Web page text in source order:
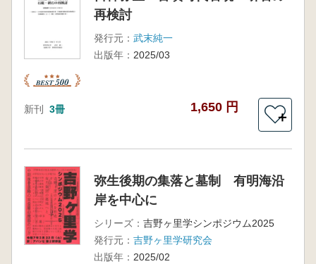
再検討
発行元： 武末純一
出版年： 2025/03
新刊 3冊 1,650 円
＋
弥生後期の集落と墓制 有明海沿
岸を中心に
シリーズ： 吉野ヶ里学シンポジウム2025
発行元： 吉野ヶ里学研究会
出版年： 2025/02